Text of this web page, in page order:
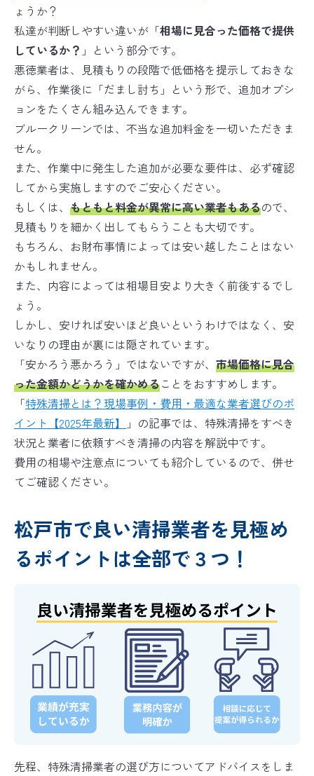
ょうか？
私達が判断しやすい違いが「相場に見合った価格で提供
しているか？ 」という部分です。
悪徳業者は、見積もりの段階で低価格を提示しておきな
がら、作業後に「だまし討ち」という形で、追加オプシ
ョンをたくさん組み込んできます。
ブルークリーンでは、不当な追加料金を一切いただきま
せん。
また、作業中に発生した追加が必要な要件は、必ず確認
してから実施しますのでご安心ください。
もしくは、 もともと料金が異常に高い業者もあるので、
見積もりを細かく出してもらうことも大切です。
もちろん、お財布事情によっては安い越したことはない
かもしれません。
また、内容によっては相場目安より大きく前後するでし
ょう。
しかし、安ければ安いほど良いというわけではなく、安
いなりの理由が裏には隠されています。
「安かろう悪かろう」ではないですが、 市場価格に見合
った金額かどうかを確かめることをおすすめします。
「特殊清掃とは？現場事例・費用・最適な業者選びのポ
イント【2025年最新】
」の記事では、特殊清掃をすべき
状況と業者に依頼すべき清掃の内容を解説中です。
費用の相場や注意点についても紹介しているので、併せ
てご確認ください。
松戸市で良い清掃業者を見極め
るポイントは全部で３つ！
先程、特殊清掃業者の選び方についてアドバイスをしま